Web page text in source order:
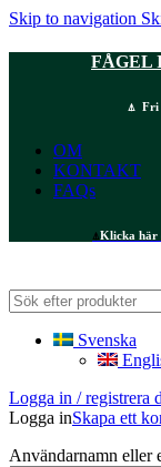
Skip to navigation
FÅGEL
⍋ Fri
OM
KONTAKT
FAQs
⍋Klicka här
Svenska
Logga in / registrera
Logga inSkapa ett
Användarnamn eller